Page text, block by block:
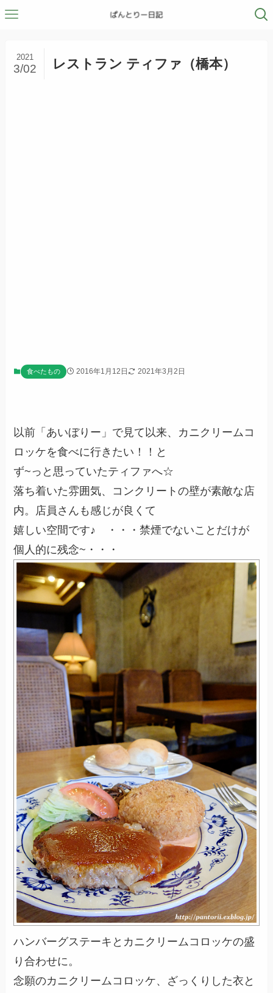
レストラン ティファ（橋本）
2021
3/02
食べたもの 2016年1月12日 2021年3月2日
以前「あいぼりー」で見て以来、カニクリームコ
ロッケを食べに行きたい！！と
ず~っと思っていたティファへ☆
落ち着いた雰囲気、コンクリートの壁が素敵な店
内。店員さんも感じが良くて
嬉しい空間です♪ ・・・禁煙でないことだけが
個人的に残念~・・・
ハンバーグステーキとカニクリームコロッケの盛
り合わせに。
念願のカニクリームコロッケ、ざっくりした衣と